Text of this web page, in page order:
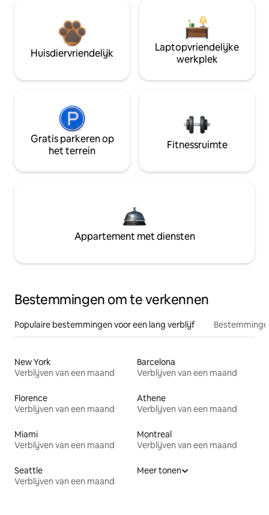
Huisdiervriendelijk
Laptopvriendelijke
werkplek
Gratis parkeren op
het terrein
Fitnessruimte
Appartement met diensten
Bestemmingen om te verkennen
Populaire bestemmingen voor een lang verblijf
New York
Verblijven van een maand
Barcelona
Verblijven van een maand
Florence
Verblijven van een maand
Athene
Verblijven van een maand
Miami
Verblijven van een maand
Montreal
Verblijven van een maand
Seattle
Verblijven van een maand
Meer tonen